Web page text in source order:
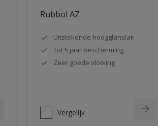
Rubbol AZ
Uitstekende hoogglanslak
Tot 5 jaar bescherming
Zeer goede vloeiing
Vergelijk